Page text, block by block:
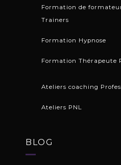
Formation de
Trainers
Formation Hypnose
Formation Thérapeute
Ateliers coaching
Ateliers PNL
BLOG